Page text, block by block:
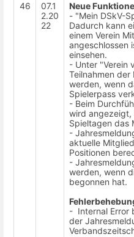
46
07.1
2.20
22
Neue
- "Mein DSkV-
Dadurch kann
einem Verein
angeschlossen
einsehen.
- Unter "Verein
Teilnahmen der
werden, wenn
Spielerpass
- Beim
wird angezeigt,
Spieltagen das
-
aktuelle
Positionen
-
werden, wenn
begonnen hat.
- Internal Error
der